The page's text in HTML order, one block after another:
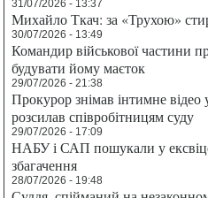
31/07/2026 - 13:37
Михайло Ткач: за «Трухою»
30/07/2026 - 13:49
Командир військової частини
будувати йому маєток
29/07/2026 - 21:38
Прокурор знімав інтимне відео
розсилав співробітницям суду
29/07/2026 - 17:09
НАБУ і САП пошукали у
збагачення
28/07/2026 - 19:48